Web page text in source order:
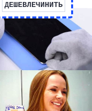
ДЕШЕВЛЕЧИНИТЬ